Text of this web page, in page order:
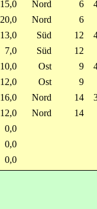
15,0 Nord 6
20,0 Nord
6
13,0 Süd 12
7,0 Süd
12
10,0 Ost 9
12,0 Ost
9
16,0 Nord 14
12,0 Nord
14
0,0
0,0
0,0